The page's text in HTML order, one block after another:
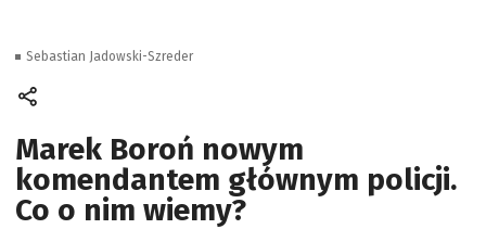
Marek Boroń nowym
komendantem głównym policji.
Co o nim wiemy?
Sebastian Jadowski-Szreder